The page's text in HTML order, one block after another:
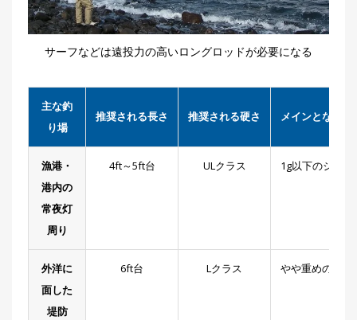
サーフなどは遠投力の高いロングロッドが必要になる
主な釣
り場
推奨される長さ 推奨される硬さ メインとなるリ
漁港・
港内の
常夜灯
周り
4ft～5ft台 ULクラス 1g以下のジグ単
外洋に
面した
堤防
6ft台 Lクラス やや重めのジグ